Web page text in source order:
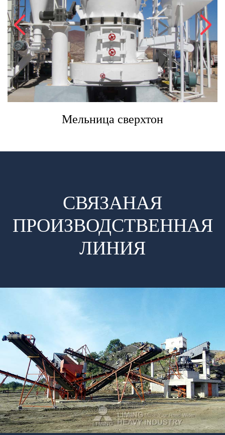
Мельница сверхтон
СВЯЗАНАЯ
ПРОИЗВОДСТВЕННАЯ
ЛИНИЯ